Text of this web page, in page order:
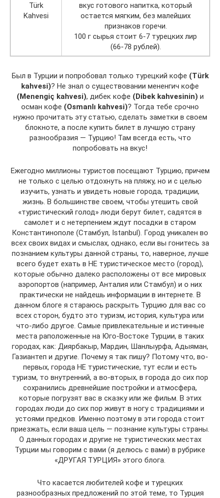
Türk
Kahvesi
вкус готового напитка, который
остается мягким, без малейших
признаков горечи.
100 г сырья стоит 6-7 турецких лир
(66-78 рублей).
Был в Турции и попробовал только турецкий кофе (Türk
kahvesi)? Не знал о существовании мененгич кофе
(Menengiç kahvesi), дибек кофе (Dibek kahvesinin) и
осман кофе (Osmanlı kahvesi)? Тогда тебе срочно
нужно прочитать эту статью, сделать заметки в своем
блокноте, а после купить билет в лучшую страну
разнообразия — Турцию! Там всегда есть, что
попробовать на вкус!
Ежегодно миллионы туристов посещают Турцию, причем
не только с целью отдохнуть на пляжу, но и с целью
изучить, узнать и увидеть новые города, традиции,
жизнь. В большинстве своем, чтобы утешить свой
«туристический голод» люди берут билет, садятся в
самолет и с нетерпением ждут посадки в старом
Константинополе (Стамбул, Istanbul). Город уникален во
всех своих видах и смыслах, однако, если вы гонитесь за
познанием культуры данной страны, то, наверное, лучше
всего будет ехать в НЕ туристическое место (город),
которые обычно далеко расположены от все мировых
аэропортов (например, Анталия или Стамбул) и о них
практически не найдешь информации в интернете. В
данном блоге я стараюсь раскрыть Турцию для вас со
всех сторон, будто это туризм, история, культура или
что-либо другое. Самые привлекательные и истинные
места раположенные на Юго-Востоке Турции, в таких
городах, как: Диярбакыр, Мардин, Шанлыурфа, Адыяман,
Газиантеп и другие. Почему я так пишу? Потому что, во-
первых, города НЕ туристические, тут если и есть
туризм, то внутренний, а во-вторых, в города до сих пор
сохранились древнейшие постройки и атмосфера,
которые погрузят вас в сказку или же фильм. В этих
городах люди до сих пор живут в ногу с традициями и
устоями предков. Именно поэтому в эти города стоит
приезжать, если ваша цель — познание культуры страны.
О данных городах и другие не туристических местах
Турции мы говорим с вами (я делюсь с вами) в рубрике
«ДРУГАЯ ТУРЦИЯ» этого блога.
Что касается любителей кофе и турецких
разнообразных предложений по этой теме, то Турция